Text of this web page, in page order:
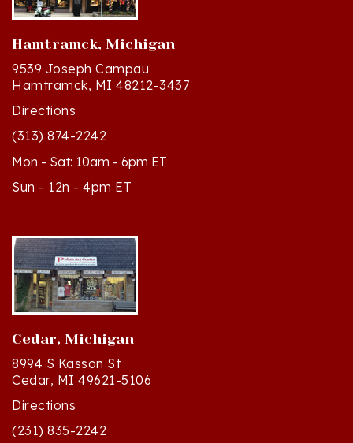
Hamtramck, Michigan
9539 Joseph Campau
Hamtramck, MI 48212-3437
Directions
(313) 874-2242
Mon - Sat: 10am - 6pm ET
Sun - 12n - 4pm ET
Cedar, Michigan
8994 S Kasson St
Cedar, MI 49621-5106
Directions
(231) 835-2242
Mon - Sat: 10am - 5pm ET